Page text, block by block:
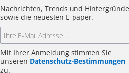
Nachrichten, Trends und Hintergründe
sowie die neuesten E-paper.
Mit Ihrer Anmeldung stimmen Sie
unseren Datenschutz-Bestimmungen
zu.